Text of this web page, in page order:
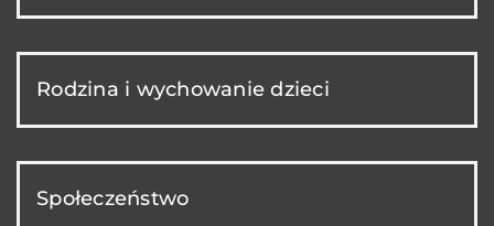
Rodzina i wychowanie dzieci
Społeczeństwo